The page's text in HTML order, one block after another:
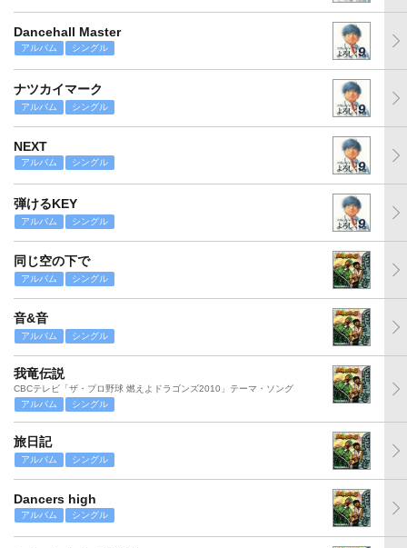
Dancehall Master
アルバム シングル
ナツカイマーク
アルバム シングル
NEXT
アルバム シングル
弾けるKEY
アルバム シングル
同じ空の下で
アルバム シングル
音&音
アルバム シングル
我竜伝説
CBCテレビ「ザ・プロ野球 燃えよドラゴンズ2010」テーマ・ソング
アルバム
シングル
旅日記
アルバム シングル
Dancers high
アルバム シングル